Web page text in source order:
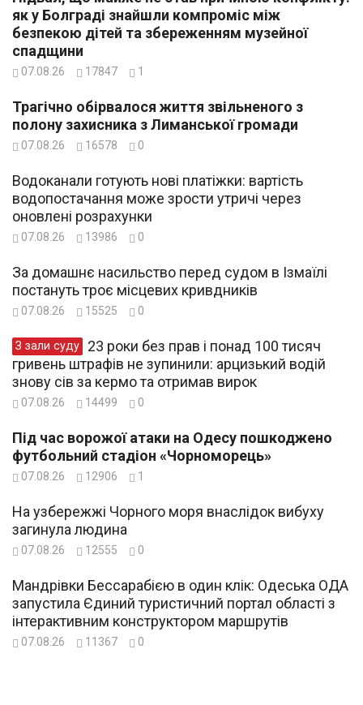
як у Болграді знайшли компроміс між
безпекою дітей та збереженням музейної
спадщини
07.08.26 17847 1
Трагічно обірвалося життя звільненого з
полону захисника з Лиманської громади
07.08.26 16578 0
Водоканали готують нові платіжки: вартість
водопостачання може зрости утричі через
оновлені розрахунки
07.08.26 13986 0
За домашнє насильство перед судом в Ізмаїлі
постануть троє місцевих кривдників
07.08.26 15525 0
З зали суду
гривень штрафів не зупинили: арцизький водій
знову сів за кермо та отримав вирок
07.08.26 14499 0
Під час ворожої атаки на Одесу пошкоджено
футбольний стадіон «Чорноморець»
07.08.26 12906 1
На узбережжі Чорного моря внаслідок вибуху
загинула людина
07.08.26 12555 0
Мандрівки Бессарабією в один клік: Одеська ОДА
запустила Єдиний туристичний портал області з
інтерактивним конструктором маршрутів
07.08.26 11367 0